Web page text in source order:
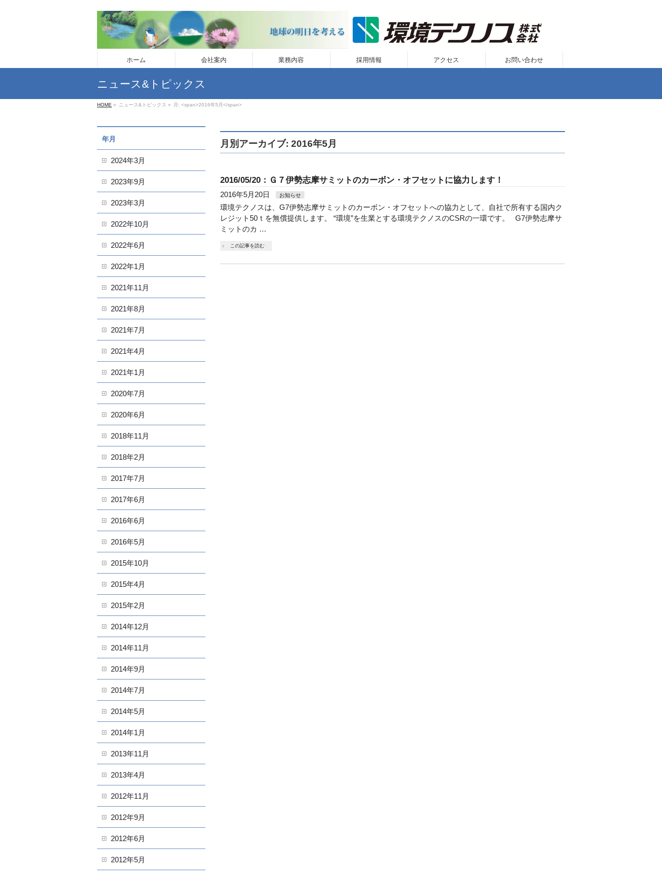
ホーム 会社案内 業務内容 採用情報 アクセス お問い合わせ
ニュース&トピックス
HOME » ニュース&トピックス » 月: <span>2016年5月</span>
月別アーカイブ: 2016年5月
2016/05/20：Ｇ７伊勢志摩サミットのカーボン・オフセットに協力します！
2016年5月20日 お知らせ
環境テクノスは、G7伊勢志摩サミットのカーボン・オフセットへの協力として、自社で所有する国内ク
レジット50ｔを無償提供します。 “環境”を生業とする環境テクノスのCSRの一環です。 G7伊勢志摩サ
ミットのカ …
この記事を読む
年月
2024年3月
2023年9月
2023年3月
2022年10月
2022年6月
2022年1月
2021年11月
2021年8月
2021年7月
2021年4月
2021年1月
2020年7月
2020年6月
2018年11月
2018年2月
2017年7月
2017年6月
2016年6月
2016年5月
2015年10月
2015年4月
2015年2月
2014年12月
2014年11月
2014年9月
2014年7月
2014年5月
2014年1月
2013年11月
2013年4月
2012年11月
2012年9月
2012年6月
2012年5月